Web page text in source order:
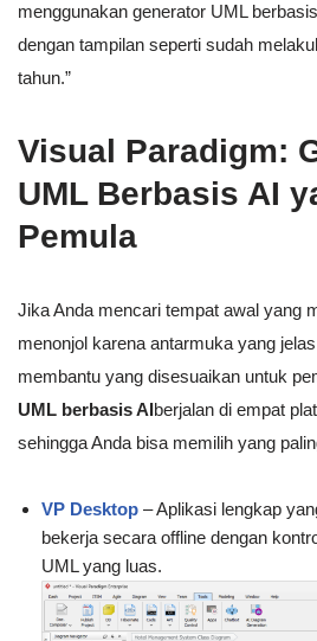
menggunakan generator UML
dengan tampilan seperti sudah
tahun.”
Visual Paradigm:
UML Berbasis AI
Pemula
Jika Anda mencari tempat awal yang
menonjol karena antarmuka yang
membantu yang disesuaikan untuk
UML berbasis AIberjalan di empat
sehingga Anda bisa memilih yang
VP Desktop – Aplikasi lengkap
bekerja secara offline dengan
UML yang luas.